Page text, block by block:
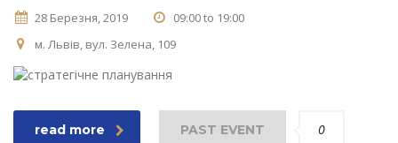
28 Березня, 2019
09:00 to 19:00
м. Львів, вул. Зелена, 109
read more PAST EVENT 0